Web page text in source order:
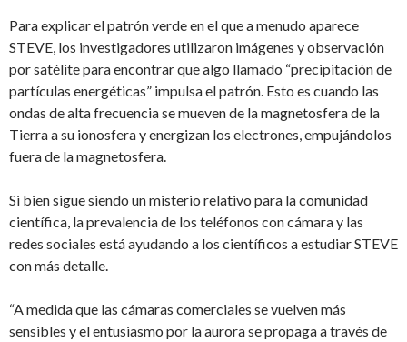
Para explicar el patrón verde en el que a menudo aparece
STEVE, los investigadores utilizaron imágenes y observación
por satélite para encontrar que algo llamado “precipitación de
partículas energéticas” impulsa el patrón. Esto es cuando las
ondas de alta frecuencia se mueven de la magnetosfera de la
Tierra a su ionosfera y energizan los electrones, empujándolos
fuera de la magnetosfera.
Si bien sigue siendo un misterio relativo para la comunidad
científica, la prevalencia de los teléfonos con cámara y las
redes sociales está ayudando a los científicos a estudiar STEVE
con más detalle.
“A medida que las cámaras comerciales se vuelven más
sensibles y el entusiasmo por la aurora se propaga a través de